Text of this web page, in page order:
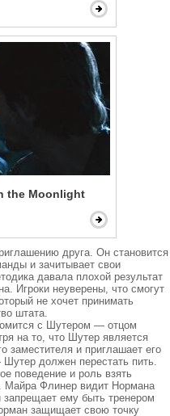
the Moonlight
друга. Он становится
и зачитывает свои
давала плохой результат
Игроки неуверены, что смогут
не хочет принимать
штата.
с Шутером — отцом
на то, что Шутер является
заместителя и приглашает его
должен перестать пить.
поведение и роль взять
Майра Флинер видит Нормана
ему быть тренером
защищает свою точку